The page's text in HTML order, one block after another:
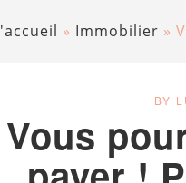
» Immobilier »
BY
Vous